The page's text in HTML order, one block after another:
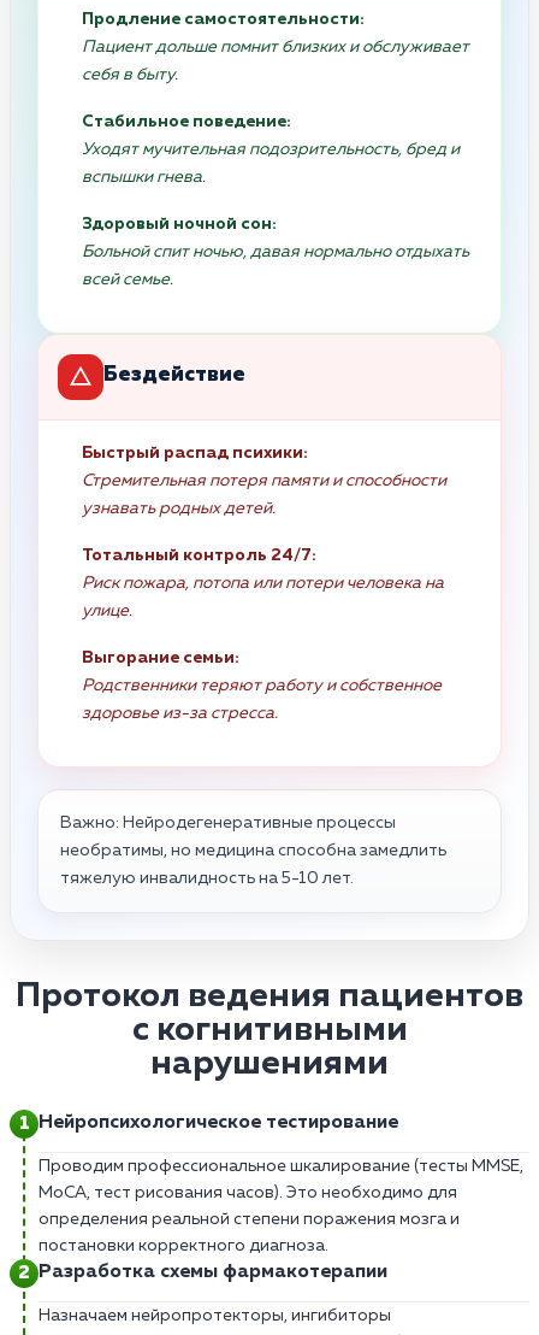
Продление самостоятельности:
Пациент дольше помнит близких и обслуживает
себя в быту.
Стабильное поведение:
Уходят мучительная подозрительность, бред и
вспышки гнева.
Здоровый ночной сон:
Больной спит ночью, давая нормально отдыхать
всей семье.
Бездействие
Быстрый распад психики:
Стремительная потеря памяти и способности
узнавать родных детей.
Тотальный контроль 24/7:
Риск пожара, потопа или потери человека на
улице.
Выгорание семьи:
Родственники теряют работу и собственное
здоровье из-за стресса.
Важно: Нейродегенеративные процессы
необратимы, но медицина способна замедлить
тяжелую инвалидность на 5-10 лет.
Протокол ведения пациентов
с когнитивными
нарушениями
Нейропсихологическое тестирование
Проводим профессиональное шкалирование (тесты MMSE,
MoCA, тест рисования часов). Это необходимо для
определения реальной степени поражения мозга и
постановки корректного диагноза.
Разработка схемы фармакотерапии
Назначаем нейропротекторы, ингибиторы